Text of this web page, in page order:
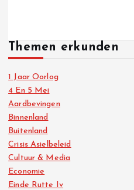
Themen erkunden
1 Jaar Oorlog
4 En 5 Mei
Aardbevingen
Binnenland
Buitenland
Crisis Asielbeleid
Cultuur & Media
Economie
Einde Rutte Iv